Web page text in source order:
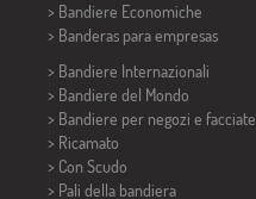
> Bandiere Economiche
> Banderas para empresas
> Bandiere Internazionali
> Bandiere del Mondo
> Bandiere per negozi e facciate
> Ricamato
> Con Scudo
> Pali della bandiera